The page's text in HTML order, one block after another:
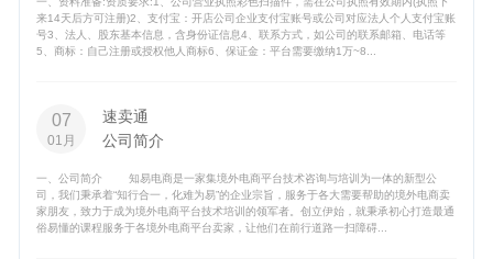
来14天后方可注册)2、支付宝：开店公司企业支付宝账号或公司对应法人个人支付宝账
号3、法人、股东基本信息，含身份证信息4、联系方式，如公司的联系邮箱、电话等
5、商标：自己注册或授权他人商标6、保证金：平台需要缴纳1万~8...
07
01月
速卖通
公司简介
一、公司简介 知易电商是一家集境外电商平台技术咨询与培训为一体的新型公
司，我们秉承着“知行合一，化难为易”的企业宗旨，服务于各大需要帮助的境外电商卖
家朋友，致力于成为境外电商平台技术培训的领军者。创立伊始，就秉承初心打造最通
俗易懂的课程服务于各境外电商平台卖家，让他们在前行道路一扫障碍...